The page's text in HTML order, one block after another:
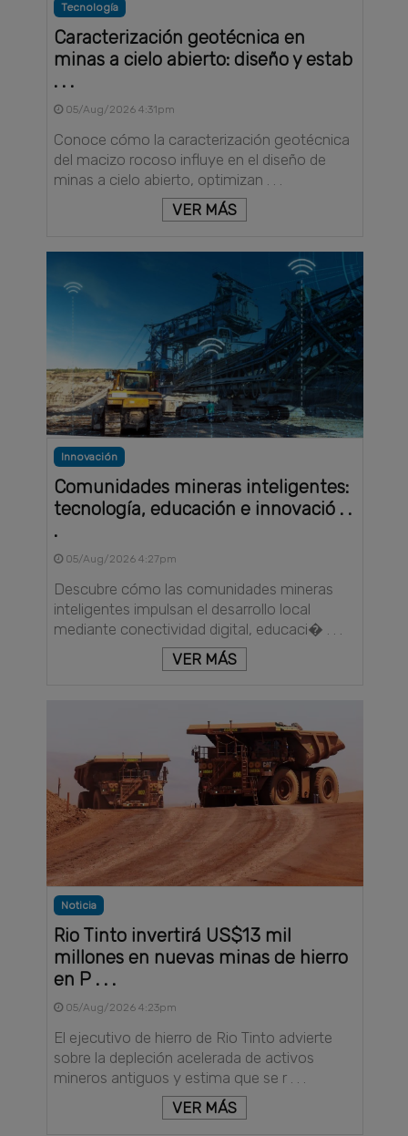
Tecnología
Caracterización geotécnica en
minas a cielo abierto: diseño y estab
. . .
05/Aug/2026 4:31pm
Conoce cómo la caracterización geotécnica
del macizo rocoso influye en el diseño de
minas a cielo abierto, optimizan . . .
VER MÁS
Innovación
Comunidades mineras inteligentes:
tecnología, educación e innovació . .
.
05/Aug/2026 4:27pm
Descubre cómo las comunidades mineras
inteligentes impulsan el desarrollo local
mediante conectividad digital, educaci� . . .
VER MÁS
Noticia
Rio Tinto invertirá US$13 mil
millones en nuevas minas de hierro
en P . . .
05/Aug/2026 4:23pm
El ejecutivo de hierro de Rio Tinto advierte
sobre la depleción acelerada de activos
mineros antiguos y estima que se r . . .
VER MÁS